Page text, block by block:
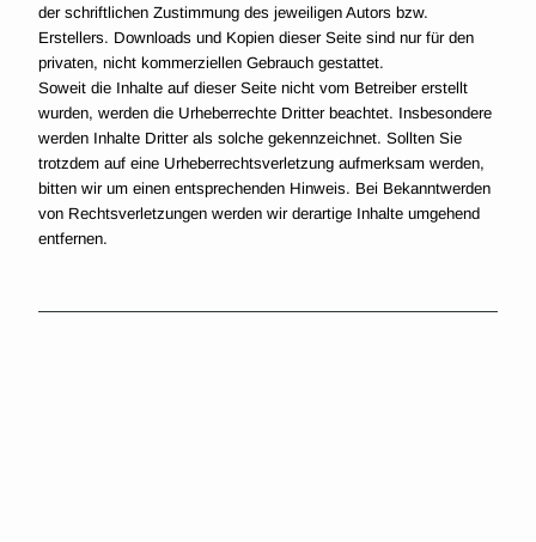
der schriftlichen Zustimmung des jeweiligen Autors bzw.
Erstellers. Downloads und Kopien dieser Seite sind nur für den
privaten, nicht kommerziellen Gebrauch gestattet.
Soweit die Inhalte auf dieser Seite nicht vom Betreiber erstellt
wurden, werden die Urheberrechte Dritter beachtet. Insbesondere
werden Inhalte Dritter als solche gekennzeichnet. Sollten Sie
trotzdem auf eine Urheberrechtsverletzung aufmerksam werden,
bitten wir um einen entsprechenden Hinweis. Bei Bekanntwerden
von Rechtsverletzungen werden wir derartige Inhalte umgehend
entfernen.